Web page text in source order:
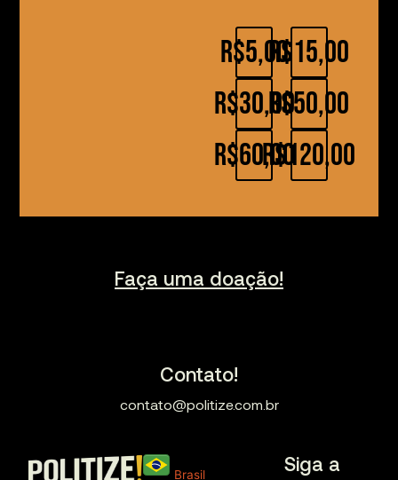
R$5,00
R$30,00
R$60,00
R$15,00
R$50,00
R$120,00
Faça uma doação!
Contato!
contato@politize.com.br
Brasil
Siga a